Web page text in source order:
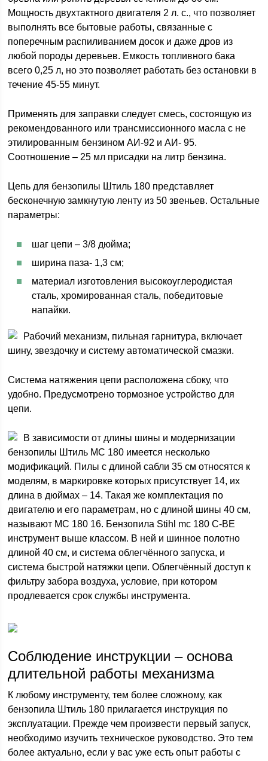
Мощность двухтактного двигателя 2 л. с., что позволяет
выполнять все бытовые работы, связанные с
поперечным распиливанием досок и даже дров из
любой породы деревьев. Емкость топливного бака
всего 0,25 л, но это позволяет работать без остановки в
течение 45-55 минут.
Применять для заправки следует смесь, состоящую из
рекомендованного или трансмиссионного масла с не
этилированным бензином АИ-92 и АИ- 95.
Соотношение – 25 мл присадки на литр бензина.
Цепь для бензопилы Штиль 180 представляет
бесконечную замкнутую ленту из 50 звеньев. Остальные
параметры:
шаг цепи – 3/8 дюйма;
ширина паза- 1,3 см;
материал изготовления высокоуглеродистая
сталь, хромированная сталь, победитовые
напайки.
Рабочий механизм, пильная гарнитура, включает
шину, звездочку и систему автоматической смазки.
Система натяжения цепи расположена сбоку, что
удобно. Предусмотрено тормозное устройство для
цепи.
В зависимости от длины шины и модернизации
бензопилы Штиль МС 180 имеется несколько
модификаций. Пилы с длиной сабли 35 см относятся к
моделям, в маркировке которых присутствует 14, их
длина в дюймах – 14. Такая же комплектация по
двигателю и его параметрам, но с длиной шины 40 см,
называют МС 180 16. Бензопила Stihl mc 180 С-ВЕ
инструмент выше классом. В ней и шинное полотно
длиной 40 см, и система облегчённого запуска, и
система быстрой натяжки цепи. Облегчённый доступ к
фильтру забора воздуха, условие, при котором
продлевается срок службы инструмента.
Соблюдение инструкции – основа
длительной работы механизма
К любому инструменту, тем более сложному, как
бензопила Штиль 180 прилагается инструкция по
эксплуатации. Прежде чем произвести первый запуск,
необходимо изучить техническое руководство. Это тем
более актуально, если у вас уже есть опыт работы с